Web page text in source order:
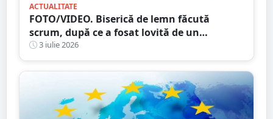
ACTUALITATE
FOTO/VIDEO. Biserică de lemn făcută
scrum, după ce a fosat lovită de un
TRĂSNET
3 iulie 2026